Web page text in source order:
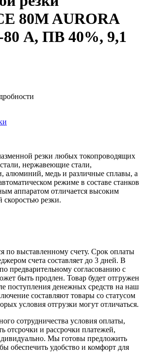
80M AURORA
80 А, ПВ 40%, 9,1
резки любых токопроводящих
нержавеющие стали,
алюминий, медь и различные сплавы, а
режиме в составе станков
аппаратом отличается высоким
скоростью резки.
по выставленному счету. Срок оплаты
счета составляет до 3 дней. В
предварительному согласованию с
быть продлен. Товар будет отгружен
поступления денежных средств на наш
составляют товары со статусом
условия отгрузки могут отличаться.
сотрудничества условия оплаты,
отсрочки и рассрочки платежей,
Мы готовы предложить
обеспечить удобство и комфорт для